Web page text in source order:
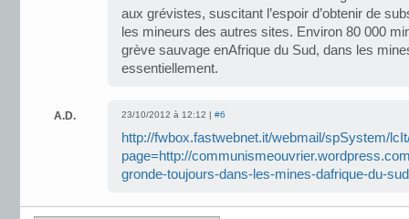
aux grévistes, suscitant l’espoir d’obtenir de
les mineurs des autres sites. Environ 80 000
grève sauvage enAfrique du Sud, dans les
essentiellement.
A.D. 23/10/2012 à 12:12 | #6
http://fwbox.fastwebnet.it/webmail/spSystem/
page=http://
gronde-toujours-dans-les-mines-dafrique-du-